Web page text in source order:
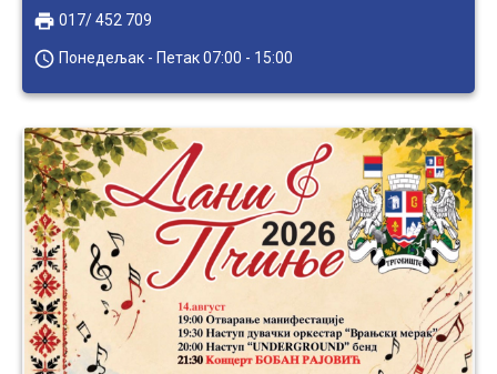
local_printshop 017/ 452 709
access_time Понедељак - Петак 07:00 - 15:00